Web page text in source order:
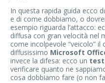
In questa rapida guida ecco
e di come dobbiamo, o
esempio riguarda l’attacco:
diffusa con gran velocità nel
come incolpevole “veicolo” il
diffusissimo Microsoft
invece la difesa: ecco un test
verificare quanto ne
cosa dobbiamo fare (o non